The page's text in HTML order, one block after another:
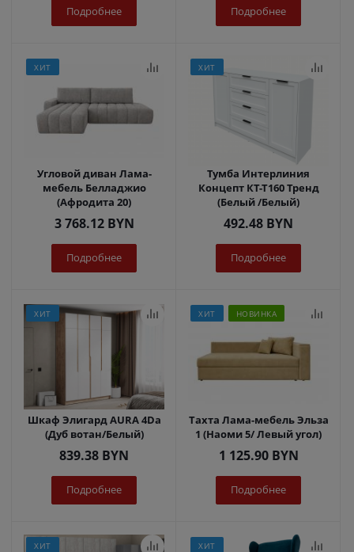
Подробнее Подробнее
ХИТ
Угловой диван Лама-
мебель Белладжио
(Афродита 20)
3 768.12BYN
Подробнее
ХИТ
Тумба Интерлиния
Концепт КТ-Т160 Тренд
(Белый /Белый)
492.48 BYN
Подробнее
ХИТ
Шкаф Элигард AURA 4Dа
(Дуб вотан/Белый)
839.38 BYN
Подробнее
ХИТ НОВИНКА
Тахта Лама-мебель Эльза
1 (Наоми 5/ Левый угол)
1 125.90BYN
Подробнее
ХИТ ХИТ